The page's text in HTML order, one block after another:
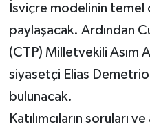
İsviçre modelinin temel
paylaşacak. Ardından
(CTP) Milletvekili Asım
siyasetçi Elias
bulunacak.
Katılımcıların soruları